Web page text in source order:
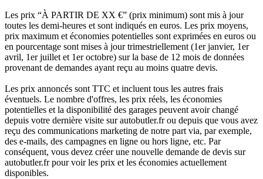
Les prix “À PARTIR DE XX €” (prix minimum) sont mis à jour
toutes les demi-heures et sont indiqués en euros. Les prix moyens,
prix maximum et économies potentielles sont exprimées en euros ou
en pourcentage sont mises à jour trimestriellement (1er janvier, 1er
avril, 1er juillet et 1er octobre) sur la base de 12 mois de données
provenant de demandes ayant reçu au moins quatre devis.
Les prix annoncés sont TTC et incluent tous les autres frais
éventuels. Le nombre d'offres, les prix réels, les économies
potentielles et la disponibilité des garages peuvent avoir changé
depuis votre dernière visite sur autobutler.fr ou depuis que vous avez
reçu des communications marketing de notre part via, par exemple,
des e-mails, des campagnes en ligne ou hors ligne, etc. Par
conséquent, vous devez créer une nouvelle demande de devis sur
autobutler.fr pour voir les prix et les économies actuellement
disponibles.